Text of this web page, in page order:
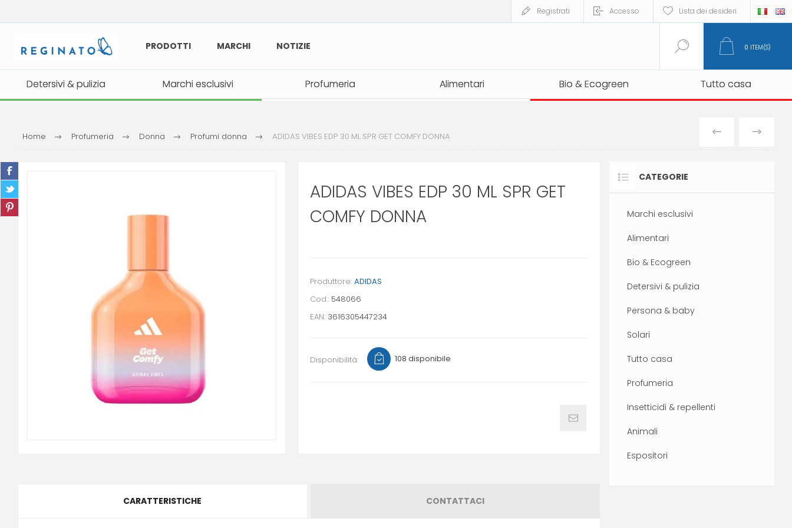
Registrati Accesso Lista dei desideri
PRODOTTI MARCHI NOTIZIE
Detersivi & pulizia Marchi esclusivi Profumeria Alimentari Bio & Ecogreen Tutto casa
Detersivi & pulizia Marchi esclusivi Profumeria Alimentari Bio & Ecogreen Tutto casa
0 ITEM(S)
Home Profumeria Donna Profumi donna ADIDAS VIBES EDP 30 ML SPR GET COMFY DONNA
PREVIOUS
PRODUCT
ADIDAS VIBES EDP 30 ML SPR GET
COMFY DONNA
Produttore: ADIDAS
Cod.: 548066
EAN: 3616305447234
Disponibilità: 108 disponibile
CARATTERISTICHE CONTATTACI
CATEGORIE
Marchi esclusivi
Alimentari
Bio & Ecogreen
Detersivi & pulizia
Persona & baby
Solari
Tutto casa
Profumeria
Insetticidi & repellenti
Animali
Espositori